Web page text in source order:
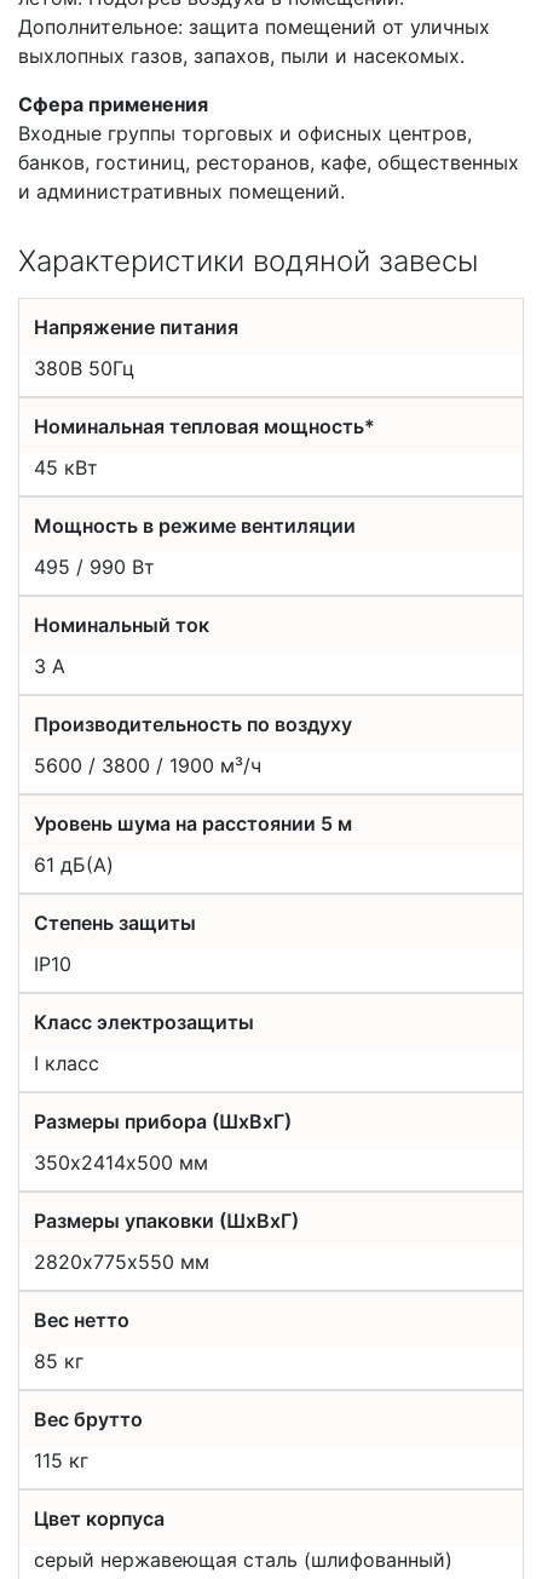
Дополнительное: защита помещений от уличных
выхлопных газов, запахов, пыли и насекомых.
Сфера применения
Входные группы торговых и офисных центров,
банков, гостиниц, ресторанов, кафе, общественных
и административных помещений.
Характеристики водяной завесы
Напряжение питания
380В 50Гц
Номинальная тепловая мощность*
45 кВт
Мощность в режиме вентиляции
495 / 990 Вт
Номинальный ток
3 А
Производительность по воздуху
5600 / 3800 / 1900 м³/ч
Уровень шума на расстоянии 5 м
61 дБ(A)
Степень защиты
IP10
Класс электрозащиты
I класс
Размеры прибора (ШхВхГ)
350х2414х500 мм
Размеры упаковки (ШхВхГ)
2820х775x550 мм
Вес нетто
85 кг
Вес брутто
115 кг
Цвет корпуса
серый нержавеющая сталь (шлифованный)